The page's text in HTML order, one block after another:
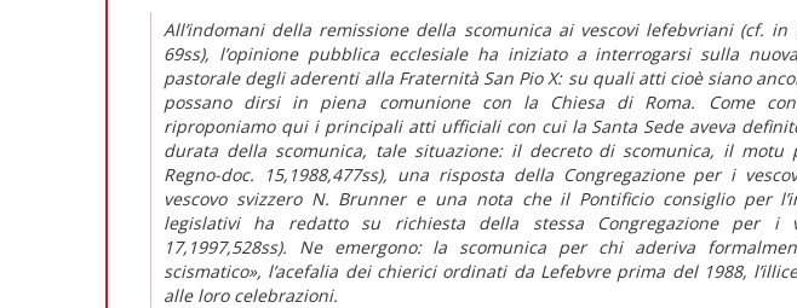
All’indomani della remissione della scomunica ai vescovi lefebvriani (cf.
69ss), l’opinione pubblica ecclesiale ha iniziato a interrogarsi sulla
pastorale degli aderenti alla Fraternità San Pio X: su quali atti cioè siano
possano dirsi in piena comunione con la Chiesa di Roma. Come
riproponiamo qui i principali atti ufficiali con cui la Santa Sede aveva
durata della scomunica, tale situazione: il decreto di scomunica, il motu
Regno-doc. 15,1988,477ss), una risposta della Congregazione per i
vescovo svizzero N. Brunner e una nota che il Pontificio consiglio per
legislativi ha redatto su richiesta della stessa Congregazione per i
17,1997,528ss). Ne emergono: la scomunica per chi aderiva
scismatico», l’acefalia dei chierici ordinati da Lefebvre prima del 1988,
alle loro celebrazioni.